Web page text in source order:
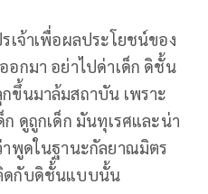
เจ้าเพื่อผลประโยชน์ของ
กมา อย่าไปด่าเด็ก ดิชั้น
ขึ้นมาล้มสถาบัน เพราะ
ดูถูกเด็ก มันทุเรศและน่า
พูดในฐานะกัลยาณมิตร
ดกับดิชั้นแบบนั้น